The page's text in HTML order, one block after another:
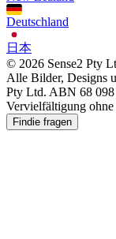
Deutschland
日本
© 2026 Sense2 Pty
Alle Bilder, Designs
Pty Ltd. ABN 68 098
Vervielfältigung
Findie fragen